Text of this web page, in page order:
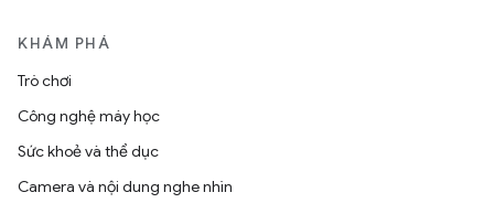
KHÁM PHÁ
Trò chơi
Công nghệ máy học
Sức khoẻ và thể dục
Camera và nội dung nghe nhìn